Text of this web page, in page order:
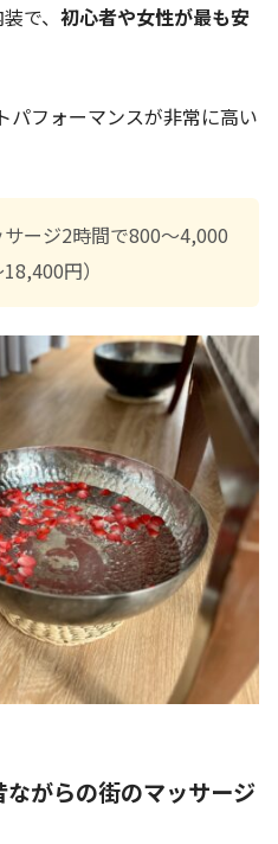
で、 初心者や女性が最も安
パフォーマンスが非常に高い
ージ2時間で800〜4,000
円）
がらの街のマッサージ